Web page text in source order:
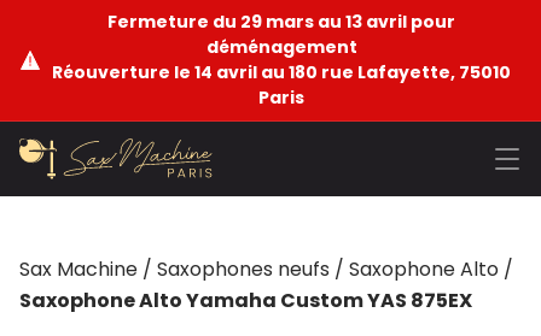
Fermeture du 29 mars au 13 avril pour
déménagement
Réouverture le 14 avril au 180 rue Lafayette, 75010
Paris
Sax Machine / Saxophones neufs / Saxophone Alto /
Saxophone Alto Yamaha Custom YAS 875EX